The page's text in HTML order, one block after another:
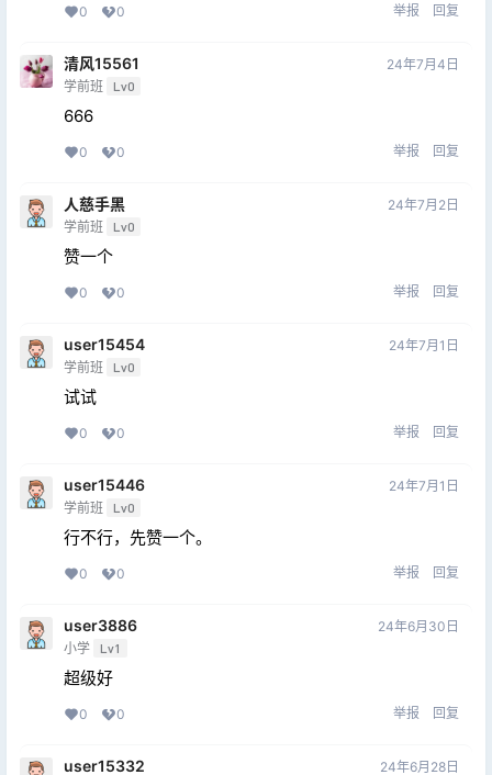
0 0 举报 回复
清风15561
学前班 Lv0
24年7月4日
666
0 0 举报 回复
人慈手黑
学前班 Lv0
24年7月2日
赞一个
0 0 举报 回复
user15454
学前班 Lv0
24年7月1日
试试
0 0 举报 回复
user15446
学前班 Lv0
24年7月1日
行不行，先赞一个。
0 0 举报 回复
user3886
小学 Lv1
24年6月30日
超级好
0 0 举报 回复
user15332 24年6月28日